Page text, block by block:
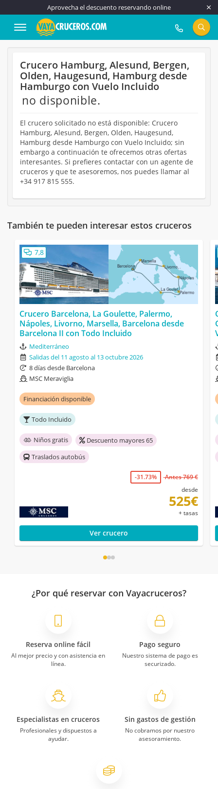
Aprovecha el descuento reservando online
917 815 555
Crucero Hamburg, Alesund, Bergen,
Olden, Haugesund, Hamburg desde
Hamburgo con Vuelo Incluido
no disponible.
El crucero solicitado no está disponible: Crucero
Hamburg, Alesund, Bergen, Olden, Haugesund,
Hamburg desde Hamburgo con Vuelo Incluido; sin
embargo a continuación te ofrecemos otras ofertas
interesantes. Si prefieres contactar con un agente de
cruceros y que te asesoremos, nos puedes llamar al
+34 917 815 555.
También te pueden interesar estos cruceros
7,8
Crucero Barcelona, La Goulette, Palermo,
Nápoles, Livorno, Marsella, Barcelona desde
Barcelona II con Todo Incluido
Mediterráneo
Salidas del 11 agosto al 13 octubre 2026
8 días desde Barcelona
MSC Meraviglia
Financiación disponible
Todo Incluido
Niños gratis
Descuento mayores 65
Traslados autobús
-31.73%
Antes 769 €
desde
525€
+ tasas
Ver crucero
¿Por qué reservar con Vayacruceros?
Reserva online fácil
Al mejor precio y con asistencia en
línea.
Pago seguro
Nuestro sistema de pago es
securizado.
Especialistas en cruceros
Profesionales y dispuestos a
ayudar.
Sin gastos de gestión
No cobramos por nuestro
asesoramiento.